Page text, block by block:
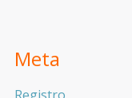
Meta